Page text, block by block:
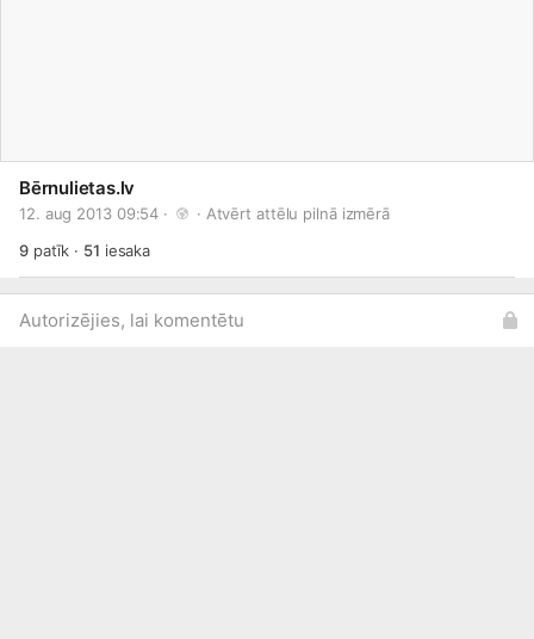
Bērnulietas.lv
12. aug 2013 09:54 · · Atvērt attēlu pilnā izmērā
9patīk · 51 iesaka
Autorizējies, lai komentētu